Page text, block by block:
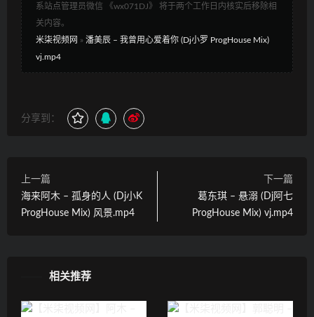
系站点管理员微信 《wx071DJ》 将于两个工作日内核实后移除相
关内容。
米柒视频网 » 潘美辰 – 我曾用心爱着你 (Dj小罗 ProgHouse Mix)
vj.mp4
分享到：
上一篇
海来阿木 – 孤身的人 (Dj小K
ProgHouse Mix) 风景.mp4
下一篇
葛东琪 – 悬溺 (Dj阿七
ProgHouse Mix) vj.mp4
相关推荐